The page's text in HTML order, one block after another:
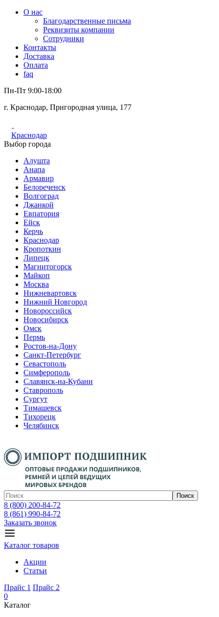
О нас
Благодарственные письма
Реквизиты компании
Сотрудники
Контакты
Доставка
Оплата
faq
Пн-Пт 9:00-18:00
г. Краснодар, Пригородная улица, 177
Краснодар
Выбор города
Алушта
Анапа
Армавир
Белореченск
Волгоград
Джанкой
Евпатория
Ейск
Керчь
Краснодар
Кропоткин
Липецк
Магнитогорск
Майкоп
Москва
Нижневартовск
Нижний Новгород
Новороссийск
Новосибирск
Омск
Пермь
Ростов-на-Дону
Санкт-Петербург
Севастополь
Симферополь
Славянск-на-Кубани
Ставрополь
Сургут
Тимашевск
Тихорецк
Челябинск
Поиск
8 (800) 200-84-72
8 (861) 990-84-72
Заказать звонок
Каталог товаров
Акции
Статьи
Прайс 1 Прайс 2
0
Каталог